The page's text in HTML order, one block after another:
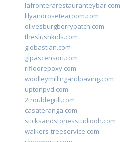
lafronterarestauranteybar.com
lilyandrosetearoom.com
olivesburgberrypatch.com
theslushkids.com
giobastian.com
glpascensori.com
rifloorepoxy.com
woolleymillingandpaving.com
uptonpvd.com
2troublegrill.com
casateranga.com
sticksandstonesstudiooh.com
walkers-treeservice.com